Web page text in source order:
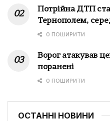
Потрійна ДТП
Тернополем,
0 ПОШИРИТИ
Ворог атакував
поранені
0 ПОШИРИТИ
ОСТАННІ НОВИНИ